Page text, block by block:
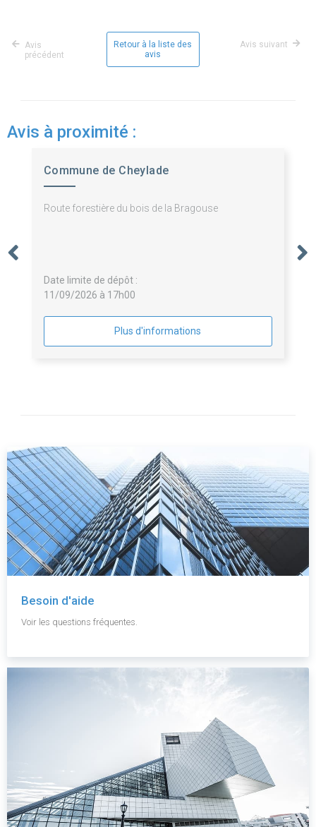
Avis
précédent
Retour à la liste des
avis
Avis suivant
Avis à proximité :
Commune de Cheylade
Route forestière du bois de la Bragouse
Date limite de dépôt :
11/09/2026 à 17h00
Plus d'informations
Besoin d'aide
Voir les questions fréquentes.